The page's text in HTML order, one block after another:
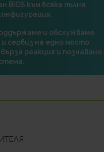
BIOS към всяка пълна
и обслужваме.
сервиз на едно място
реакция и познаване